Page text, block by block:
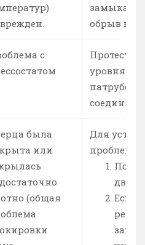
обрыв в
с
уровня и
патрубок,
была
или
(общая
Для
проблемы:
Если